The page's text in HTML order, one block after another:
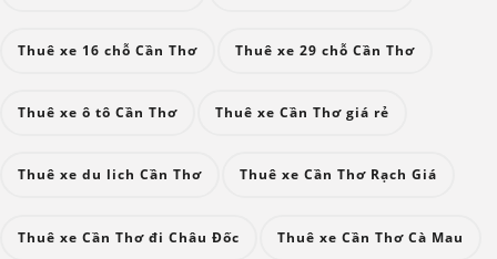
Thuê xe 16 chỗ Cần Thơ Thuê xe 29 chỗ Cần Thơ
Thuê xe ô tô Cần Thơ Thuê xe Cần Thơ giá rẻ
Thuê xe du lich Cần Thơ Thuê xe Cần Thơ Rạch Giá
Thuê xe Cần Thơ đi Châu Đốc Thuê xe Cần Thơ Cà Mau